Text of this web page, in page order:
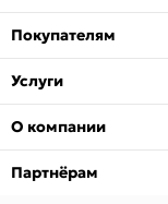
Покупателям
Услуги
О компании
Партнёрам